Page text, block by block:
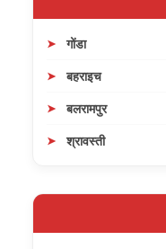
गोंडा
बहराइच
बलरामपुर
श्रावस्ती